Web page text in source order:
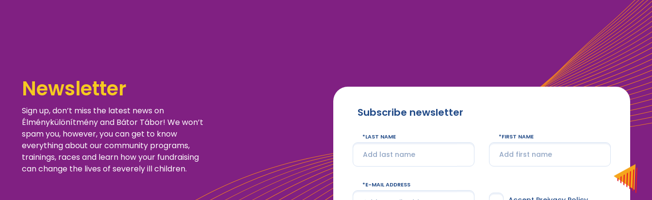
Newsletter
Sign up, don’t miss the latest news on
Élménykülönítmény and Bátor Tábor! We won’t
spam you, however, you can get to know
everything about our community programs,
trainings, races and learn how your fundraising
can change the lives of severely ill children.
Subscribe newsletter
LAST NAME FIRST NAME
E-MAIL ADDRESS